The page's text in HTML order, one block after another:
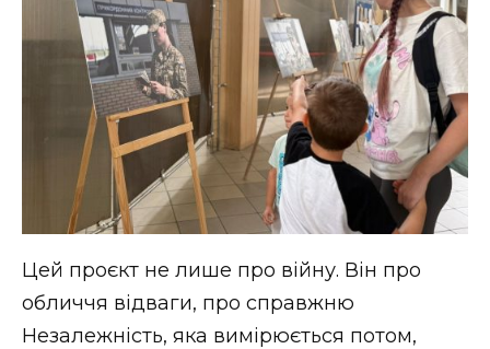
Цей проєкт не лише про війну. Він про
обличчя відваги, про справжню
Незалежність, яка вимірюється потом,